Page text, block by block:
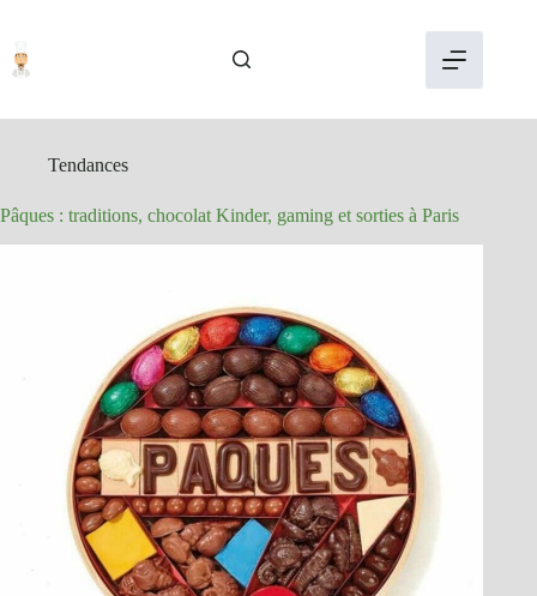
contenu
Tendances
Pâques : traditions, chocolat Kinder, gaming et sorties à Paris